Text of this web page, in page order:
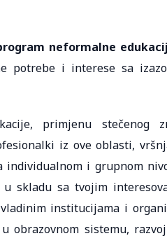
neformalne
potrebe i interese sa
primjenu stečenog
iz ove oblasti,
i grupnom
skladu sa tvojim
institucijama i
obrazovnom sistemu,